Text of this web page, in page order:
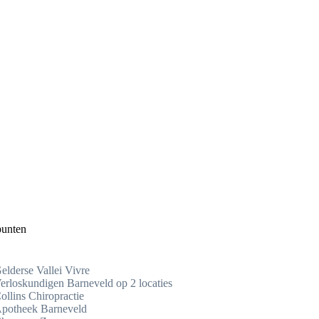
Vallei Vivre
Barneveld op 2 locaties
Chiropractie
Barneveld